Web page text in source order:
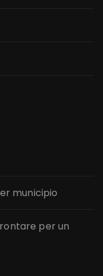
municipio
per un